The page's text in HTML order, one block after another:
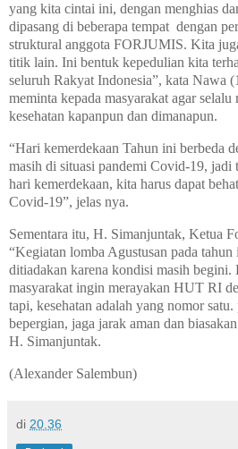
yang kita cintai ini, dengan menghias
dipasang di beberapa tempat dengan
struktural anggota FORJUMIS. Kita
titik lain. Ini bentuk kepedulian kita
seluruh Rakyat Indonesia”, kata Nawa
meminta kepada masyarakat agar
kesehatan kapanpun dan dimanapun.
“Hari kemerdekaan Tahun ini berbeda
masih di situasi pandemi Covid-19, jadi
hari kemerdekaan, kita harus dapat
Covid-19”, jelas nya.
Sementara itu, H. Simanjuntak, Ketua
“Kegiatan lomba Agustusan pada tahun
ditiadakan karena kondisi masih begini.
masyarakat ingin merayakan HUT RI
tapi, kesehatan adalah yang nomor
bepergian, jaga jarak aman dan
H. Simanjuntak.
(Alexander Salembun)
di 20.36